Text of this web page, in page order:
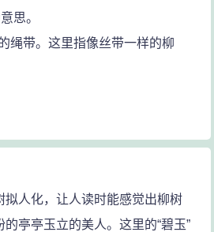
思。
绳带。这里指像丝带一样的柳
人化，让人读时能感觉出柳树
亭亭玉立的美人。这里的“碧玉”